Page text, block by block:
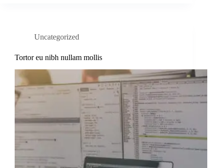
Uncategorized
Tortor eu nibh nullam mollis